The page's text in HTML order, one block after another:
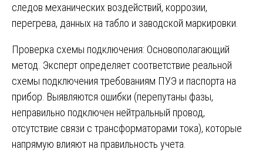
следов механических воздействий, коррозии,
перегрева, данных на табло и заводской маркировки.
Проверка схемы подключения: Основополагающий
метод. Эксперт определяет соответствие реальной
схемы подключения требованиям ПУЭ и паспорта на
прибор. Выявляются ошибки (перепутаны фазы,
неправильно подключен нейтральный провод,
отсутствие связи с трансформаторами тока), которые
напрямую влияют на правильность учета.